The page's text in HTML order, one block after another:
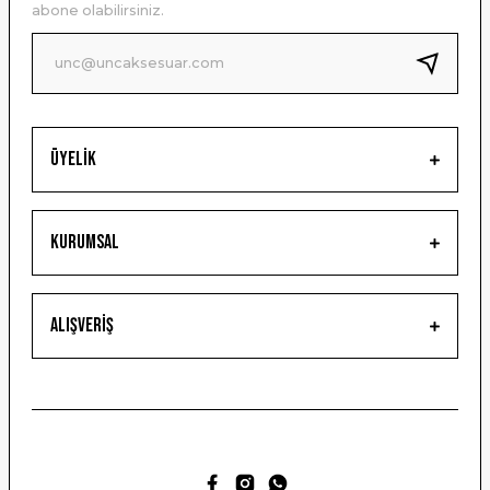
Ürün fiyatı diğer sitelerden daha pahalı.
Bu ürüne benzer farklı alternatifler olmalı.
Üyelik
Kurumsal
Alışveriş
abone olabilirsiniz.